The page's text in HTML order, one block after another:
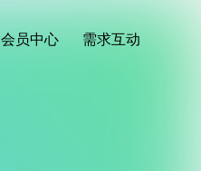
会员中心 需求互动